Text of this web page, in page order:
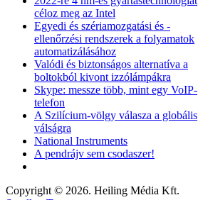
céloz meg az Intel
Egyedi és szériamozgatási és -
ellenőrzési rendszerek a folyamatok
automatizálásához
Valódi és biztonságos alternatíva a
boltokból kivont izzólámpákra
Skype: messze több, mint egy VoIP-
telefon
A Szilícium-völgy válasza a globális
válságra
National Instruments
A pendrájv sem csodaszer!
Copyright © 2026. Heiling Média Kft.